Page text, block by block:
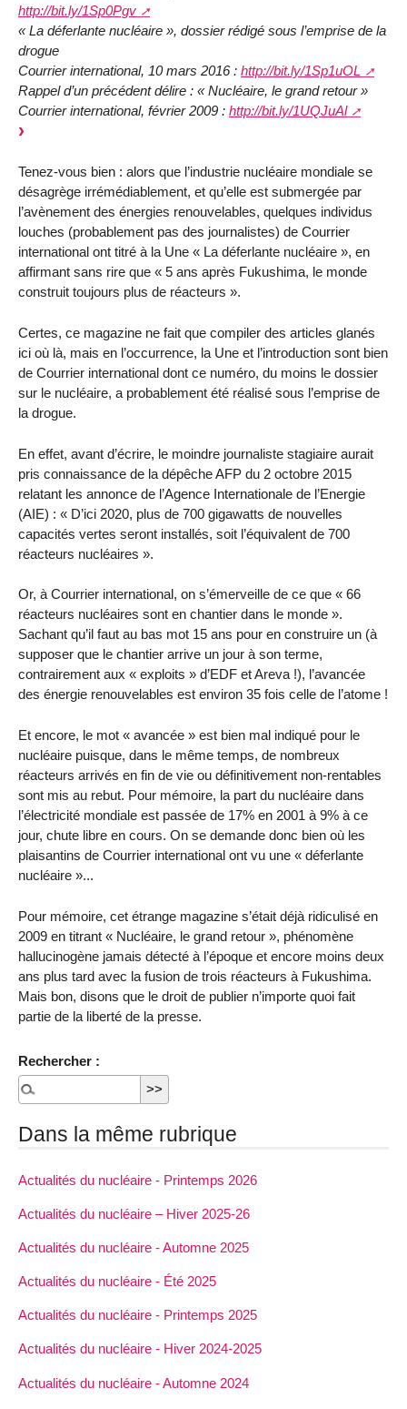
http://bit.ly/1Sp0Pgv
« La déferlante nucléaire », dossier rédigé sous l’emprise de la
drogue
Courrier international, 10 mars 2016 : http://bit.ly/1Sp1uOL
Rappel d’un précédent délire : « Nucléaire, le grand retour »
Courrier international, février 2009 : http://bit.ly/1UQJuAl
Tenez-vous bien : alors que l’industrie nucléaire mondiale se
désagrège irrémédiablement, et qu’elle est submergée par
l’avènement des énergies renouvelables, quelques individus
louches (probablement pas des journalistes) de Courrier
international ont titré à la Une « La déferlante nucléaire », en
affirmant sans rire que « 5 ans après Fukushima, le monde
construit toujours plus de réacteurs ».
Certes, ce magazine ne fait que compiler des articles glanés
ici où là, mais en l’occurrence, la Une et l’introduction sont bien
de Courrier international dont ce numéro, du moins le dossier
sur le nucléaire, a probablement été réalisé sous l’emprise de
la drogue.
En effet, avant d’écrire, le moindre journaliste stagiaire aurait
pris connaissance de la dépêche AFP du 2 octobre 2015
relatant les annonce de l’Agence Internationale de l’Energie
(AIE) : « D’ici 2020, plus de 700 gigawatts de nouvelles
capacités vertes seront installés, soit l’équivalent de 700
réacteurs nucléaires ».
Or, à Courrier international, on s’émerveille de ce que « 66
réacteurs nucléaires sont en chantier dans le monde ».
Sachant qu’il faut au bas mot 15 ans pour en construire un (à
supposer que le chantier arrive un jour à son terme,
contrairement aux « exploits » d’EDF et Areva !), l’avancée
des énergie renouvelables est environ 35 fois celle de l’atome !
Et encore, le mot « avancée » est bien mal indiqué pour le
nucléaire puisque, dans le même temps, de nombreux
réacteurs arrivés en fin de vie ou définitivement non-rentables
sont mis au rebut. Pour mémoire, la part du nucléaire dans
l’électricité mondiale est passée de 17% en 2001 à 9% à ce
jour, chute libre en cours. On se demande donc bien où les
plaisantins de Courrier international ont vu une « déferlante
nucléaire »...
Pour mémoire, cet étrange magazine s’était déjà ridiculisé en
2009 en titrant « Nucléaire, le grand retour », phénomène
hallucinogène jamais détecté à l’époque et encore moins deux
ans plus tard avec la fusion de trois réacteurs à Fukushima.
Mais bon, disons que le droit de publier n’importe quoi fait
partie de la liberté de la presse.
Rechercher :
Dans la même rubrique
Actualités du nucléaire - Printemps 2026
Actualités du nucléaire – Hiver 2025-26
Actualités du nucléaire - Automne 2025
Actualités du nucléaire - Été 2025
Actualités du nucléaire - Printemps 2025
Actualités du nucléaire - Hiver 2024-2025
Actualités du nucléaire - Automne 2024